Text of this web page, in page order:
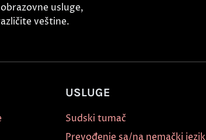
usluge,
veštine.
USLUGE
Sudski tumač
Prevođenje sa/na nemački jezik